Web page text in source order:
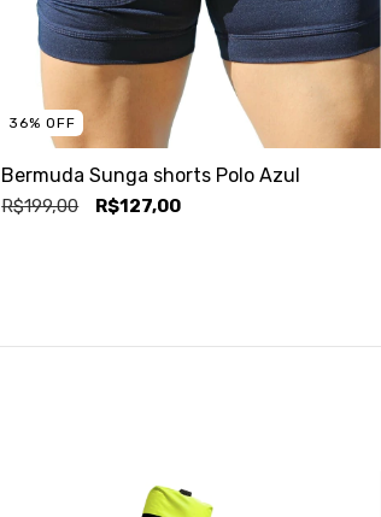
36%OFF
Bermuda Sunga shorts Polo Azul
R$199,00 R$127,00